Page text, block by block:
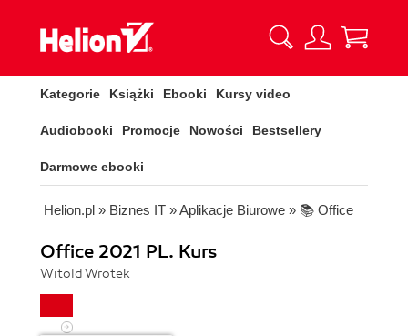
Kategorie Książki Ebooki Kursy video
Audiobooki Promocje Nowości Bestsellery
Darmowe ebooki
Helion.pl » Biznes IT »Aplikacje Biurowe » 📚 Office
Office 2021 PL. Kurs
Witold Wrotek